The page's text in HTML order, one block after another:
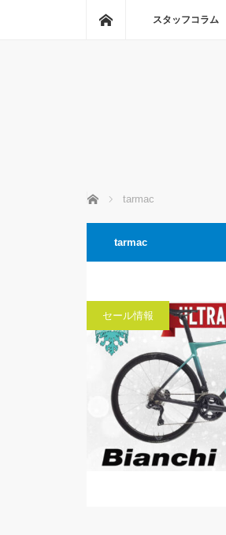
ホームスタッフコラム
ホーム tarmac
tarmac
セール情報